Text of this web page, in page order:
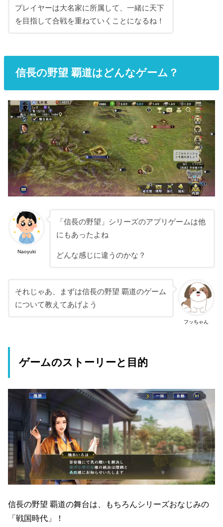
プレイヤーは大名家に所属して、一緒に天下
を目指して合戦を重ねていくことになるね！
信長の野望 覇道はどんなゲーム？
Naoyuki
「信長の野望」シリーズのアプリゲームは他
にもあったよね
どんな感じに違うのかな？
フッちゃん
それじゃあ、まずは信長の野望 覇道のゲーム
について教えてあげよう
ゲームのストーリーと目的
信長の野望 覇道の舞台は、もちろんシリーズおなじみの
「戦国時代」！